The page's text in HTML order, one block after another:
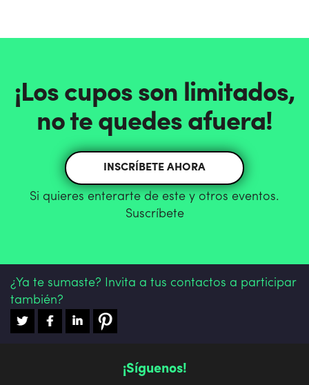
¡Los cupos son limitados,
no te quedes afuera!
INSCRÍBETE AHORA
Si quieres enterarte de este y otros eventos.
Suscríbete
¿Ya te sumaste? Invita a tus contactos a participar
también?
¡Síguenos!